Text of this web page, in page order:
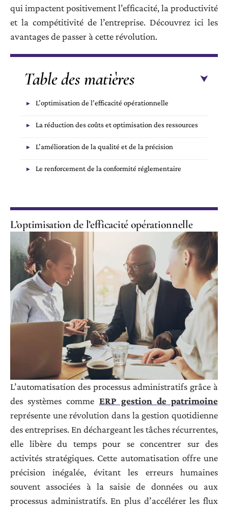
qui impactent positivement l’efficacité, la productivité
et la compétitivité de l’entreprise. Découvrez ici les
avantages de passer à cette révolution.
Table des matières
L’optimisation de l’efficacité opérationnelle
La réduction des coûts et optimisation des ressources
L’amélioration de la qualité et de la précision
Le renforcement de la conformité réglementaire
L’optimisation de l’efficacité opérationnelle
L’automatisation des processus administratifs grâce à
des systèmes comme ERP gestion de patrimoine
représente une révolution dans la gestion quotidienne
des entreprises. En déchargeant les tâches récurrentes,
elle libère du temps pour se concentrer sur des
activités stratégiques. Cette automatisation offre une
précision inégalée, évitant les erreurs humaines
souvent associées à la saisie de données ou aux
processus administratifs. En plus d’accélérer les flux